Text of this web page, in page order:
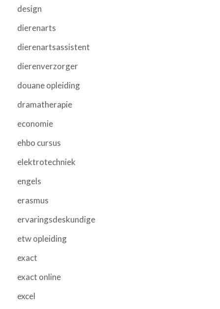
design
dierenarts
dierenartsassistent
dierenverzorger
douane opleiding
dramatherapie
economie
ehbo cursus
elektrotechniek
engels
erasmus
ervaringsdeskundige
etw opleiding
exact
exact online
excel